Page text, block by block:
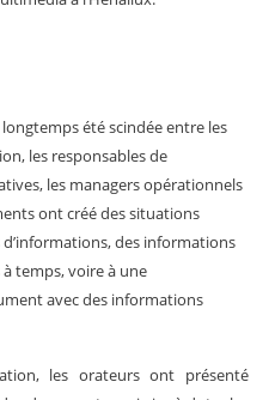
été scindée entre les
les responsables de
les managers opérationnels
ont créé des situations
des informations
temps, voire à une
avec des informations
les orateurs ont présenté